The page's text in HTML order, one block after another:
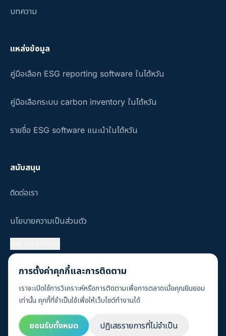
บทความ
แหล่งข้อมูล
คู่มือเลือก ESG reporting software ในไต้หวัน
คู่มือเลือกระบบ carbon inventory ในไต้หวัน
รายชื่อ ESG software แนะนำในไต้หวัน
สนับสนุน
ติดต่อเรา
นโยบายความเป็นส่วนตัว
คำถามที่พบบ่อย
© 2026 Sustaihub, Inc.
การตั้งค่าคุกกี้และการติดตาม
เราจะเปิดใช้การวิเคราะห์หรือการติดตามเพื่อการตลาดเมื่อคุณยินยอม
เท่านั้น คุกกี้ที่จำเป็นใช้เพื่อให้เว็บไซต์ทำงานได้
ยอมรับทั้งหมด ปฏิเสธรายการที่ไม่จำเป็น